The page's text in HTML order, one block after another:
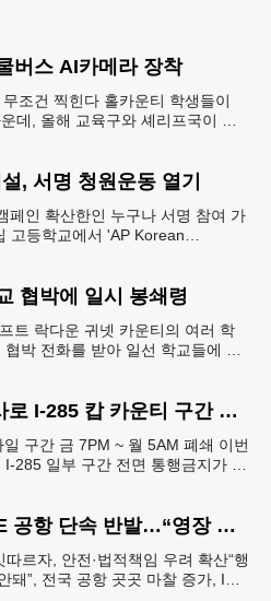
버스 AI카메라 장착
조건 찍힌다 홀카운티 학생들이
데, 올해 교육구와 셰리프국이 학
, 서명 청원운동 열기
페인 확산한인 누구나 서명 참여 가
고등학교에서 'AP Korean
협박에 일시 봉쇄령
트 락다운 귀넷 카운티의 여러 학
박 전화를 받아 일선 학교들에 일
주말 포장공사로 I-285 캅 카운티 구간 통행금지
구간 금 7PM ~ 월 5AM 폐쇄 이번
285 일부 구간 전면 통행금지가 시
항공사들, ICE 공항 단속 반발…“영장 없인 협조 불가”
따르자, 안전·법적책임 우려 확산“행
돼”, 전국 공항 곳곳 마찰 증가, ICE